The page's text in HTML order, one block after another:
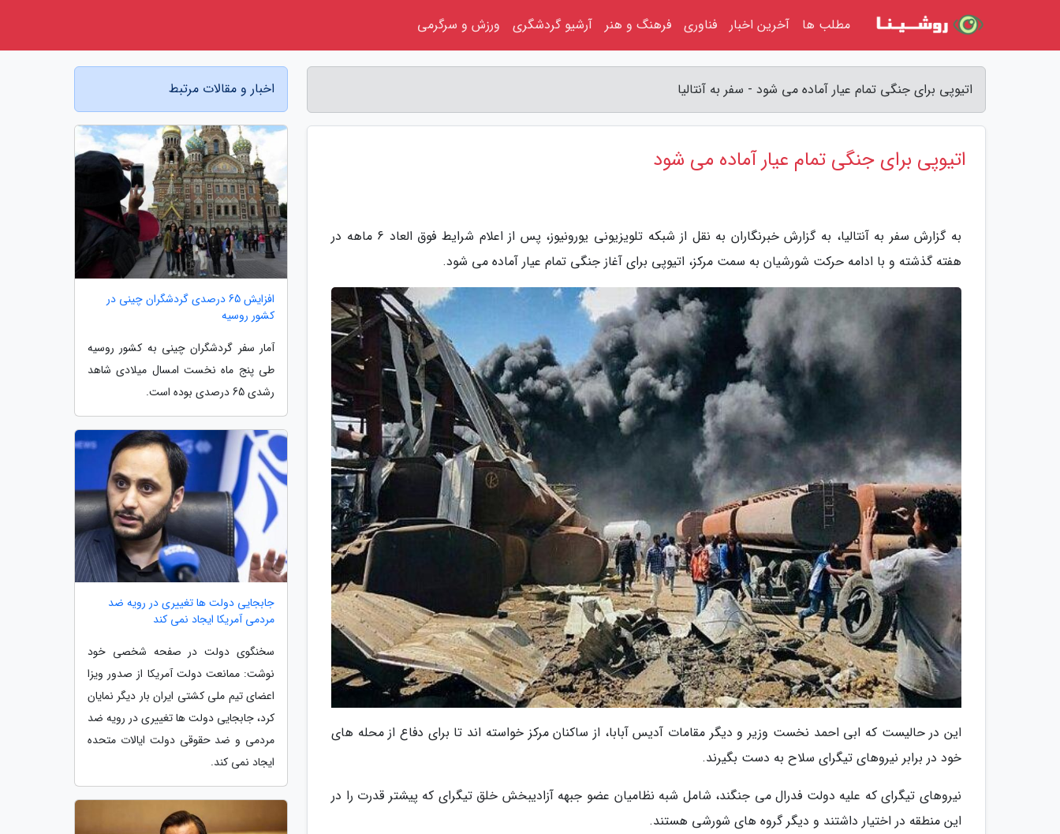
اتیوپی برای جنگی تمام عیار آماده می شود - سفر به آنتالیا
اتیوپی برای جنگی تمام عیار آماده می شود
به گزارش سفر به آنتالیا، به گزارش خبرنگاران به نقل از شبکه تلویزیونی یورونیوز، پس از اعلام شرایط فوق العاد 6 ماهه در
هفته گذشته و با ادامه حرکت شورشیان به سمت مرکز، اتیوپی برای آغاز جنگی تمام عیار آماده می شود.
این در حالیست که ابی احمد نخست وزیر و دیگر مقامات آدیس آبابا، از ساکنان مرکز خواسته اند تا برای دفاع از محله های
خود در برابر نیروهای تیگرای سلاح به دست بگیرند.
نیروهای تیگرای که علیه دولت فدرال می جنگند، شامل شبه نظامیان عضو جبهه آزادیبخش خلق تیگرای که پیشتر قدرت را در
این منطقه در اختیار داشتند و دیگر گروه های شورشی هستند.
اخبار و مقالات مرتبط
افزایش 65 درصدی گردشگران چینی در
کشور روسیه
آمار سفر گردشگران چینی به کشور روسیه
طی پنج ماه نخست امسال میلادی شاهد
رشدی 65 درصدی بوده است.
جابجایی دولت ها تغییری در رویه ضد
مردمی آمریکا ایجاد نمی کند
سخنگوی دولت در صفحه شخصی خود
نوشت: ممانعت دولت آمریکا از صدور ویزا
اعضای تیم ملی کشتی ایران بار دیگر نمایان
کرد، جابجایی دولت ها تغییری در رویه ضد
مردمی و ضد حقوقی دولت ایالات متحده
ایجاد نمی کند.
مطلب ها آخرین اخبار فناوری فرهنگ و هنر آرشیو گردشگری ورزش و سرگرمی